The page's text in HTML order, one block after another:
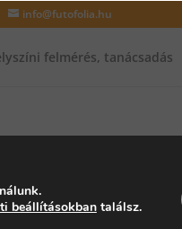
info@futofolia.hu
felmérés, tanácsadás
beállításokbantalálsz.